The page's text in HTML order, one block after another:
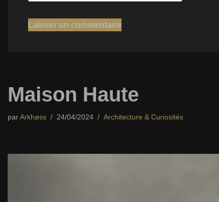
Maison Haute
parArkhøss 24/04/2024 Architecture & Curiosités